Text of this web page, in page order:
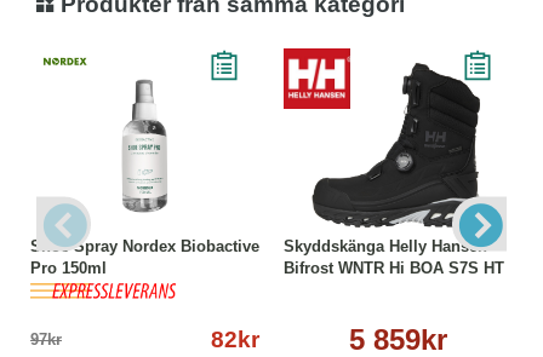
Shoe Spray Nordex Biobactive
Pro 150ml
97kr 82kr
Skyddskänga Helly Hansen
Bifrost WNTR Hi BOA S7S HT
5 859kr